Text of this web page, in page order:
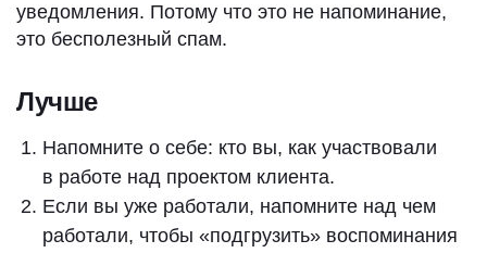
уведомления. Потому что это не напоминание,
это бесполезный спам.
Лучше
Напомните о себе: кто вы, как участвовали
в работе над проектом клиента.
Если вы уже работали, напомните над чем
работали, чтобы «подгрузить» воспоминания